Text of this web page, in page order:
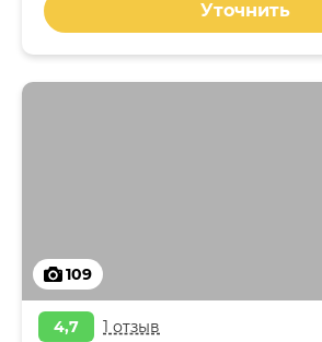
Уточнить
109
4,7 1 отзыв